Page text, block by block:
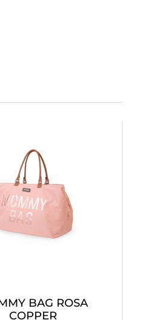
BAG ROSA
COPPER